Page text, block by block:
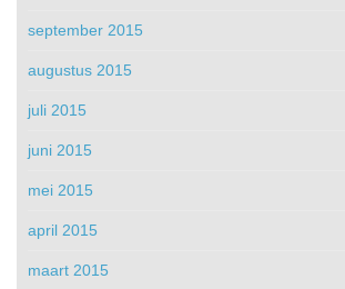
september 2015
augustus 2015
juli 2015
juni 2015
mei 2015
april 2015
maart 2015